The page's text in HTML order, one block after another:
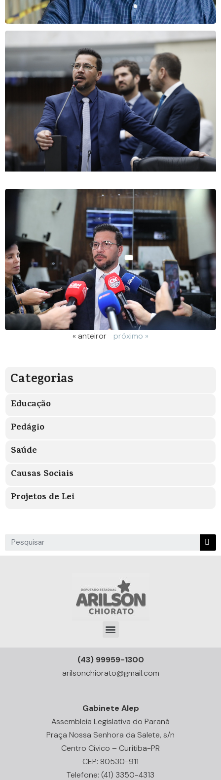
« anteiror próximo »
Categorias
Educação
Pedágio
Saúde
Causas Sociais
Projetos de Lei
(43) 99959-1300
arilsonchiorato@gmail.com
Gabinete Alep
Assembleia Legislativa do Paraná
Praça Nossa Senhora da Salete, s/n
Centro Cívico – Curitiba-PR
CEP: 80530-911
Telefone: (41) 3350-4313